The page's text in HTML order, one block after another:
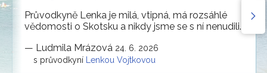
Průvodkyně Lenka je milá, vtipná, má rozsáhlé
vědomosti o Skotsku a nikdy jsme se s ní nenudili.
— Ludmila Mrázová 24. 6. 2026
s průvodkyní
Lenkou Vojtkovou